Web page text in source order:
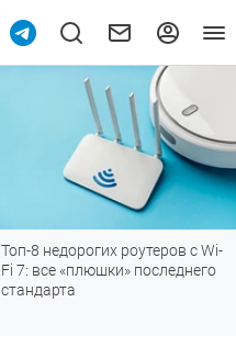
Топ-8 недорогих роутеров с Wi-
Fi 7: все «плюшки» последнего
стандарта